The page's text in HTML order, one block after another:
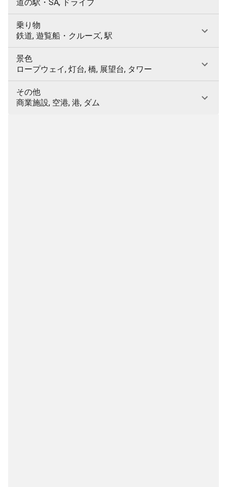
道の駅・SA, ドライブ
乗り物
鉄道, 遊覧船・クルーズ, 駅
景色
ロープウェイ, 灯台, 橋, 展望台, タワー
その他
商業施設, 空港, 港, ダム